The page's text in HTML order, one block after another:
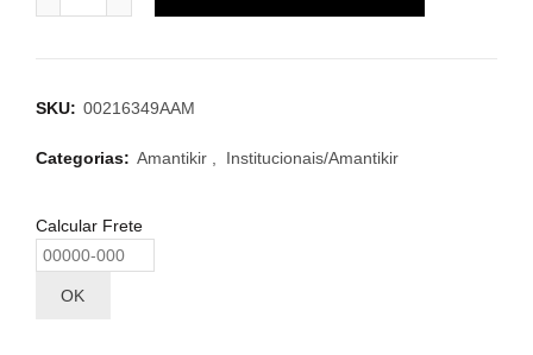
SKU: 00216349AAM
Categorias: Amantikir Institucionais/Amantikir
Calcular Frete
OK